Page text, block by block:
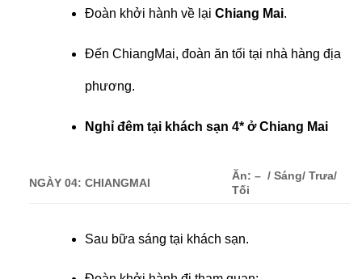
Đoàn khởi hành về lại Chiang Mai.
Đến ChiangMai, đoàn ăn tối tại nhà hàng địa
phương.
Nghỉ đêm tại khách sạn 4* ở Chiang Mai
NGÀY 04: CHIANGMAI
Ăn: – / Sáng/ Trưa/
Tối
Sau bữa sáng tại khách sạn.